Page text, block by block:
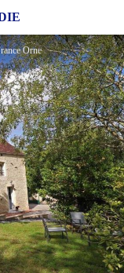
Orne